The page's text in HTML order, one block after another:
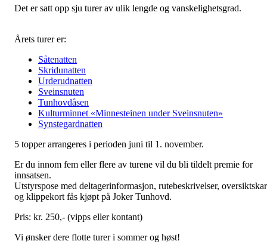
Det er satt opp sju turer av ulik lengde og vanskelighetsgrad.
Årets turer er:
Såtenatten
Skridunatten
Urderudnatten
Sveinsnuten
Tunhovdåsen
Kulturminnet «Minnesteinen under Sveinsnuten»
Synstegardnatten
5 topper arrangeres i perioden juni til 1. november.
Er du innom fem eller flere av turene vil du bli tildelt premie for
innsatsen.
Utstyrspose med deltagerinformasjon, rutebeskrivelser,
og klippekort fås kjøpt på Joker Tunhovd.
Pris: kr. 250,- (vipps eller kontant)
Vi ønsker dere flotte turer i sommer og høst!